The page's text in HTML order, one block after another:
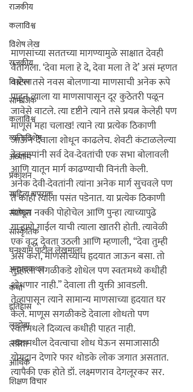
राजकीय
कलाविश्व
विशेष लेख
राजकीय
विश्लेषण
सामाजिक
कलाविश्व
व्यक्तिविशेष
अध्यात्म
प्रकाशन
साहित्य चपराक
संशोधन
सांस्कृतिक
घनश्याम पाटील लेखमाला
अनुभवकथन
कथा
इतिहास
लाडोबा
ललित
आर्थिक
शिक्षण विचार
माणसांच्या सततच्या मागण्यामुळे साक्षात देवही
वैतागला. ‘देवा मला हे दे, देवा मला ते दे‌’ असं म्हणत
वाटेल तसे नवस बोलणाऱ्या माणसाची अनेक रूपे
पाहून त्याला या माणसापासून दूर कुठेतरी पळून
जावेसे वाटले. त्या दृष्टीने त्याने तसे प्रयत्न केलेही पण
माणूस महा चलाख! त्याने त्या प्रत्येक ठिकाणी
जाऊन देवाला शोधून काढलेच. शेवटी कंटाळलेल्या
देवबाप्पांनी सर्व देव-देवतांची एक सभा बोलावली
आणि यातून मार्ग काढण्याची विनंती केली.
अनेक देवी-देवतांनी त्यांना अनेक मार्ग सुचवले पण
ते काही त्याला पसंत पडेनात. या प्रत्येक ठिकाणी
माणूस नक्की पोहोचेल आणि पुन्हा त्याच्यापुढे
गाऱ्हाणे गाईल याची त्याला खातरी होती. त्यावेळी
एक वृद्ध देवता उठली आणि म्हणाली, “देवा तुम्ही
असं करा, माणसाच्याच हृदयात जाऊन बसा. तो
तुम्हाला सगळीकडे शोधेल पण स्वतःमध्ये कधीही
शोधणार नाही.” देवाला ती युक्ती आवडली.
तेव्हापासून त्याने सामान्य माणसाच्या हृदयात घर
केले. माणूस सगळीकडे देवाला शोधतो पण
स्वतःमधले दिव्यत्व कधीही पाहत नाही.
स्वतःमधील देवत्वाचा शोध घेऊन समाजासाठी
योगदान देणारे फार थोडके लोक जगात असतात.
त्यापैकी एक होते डॉ. लक्ष्मणराव देगलूरकर सर.